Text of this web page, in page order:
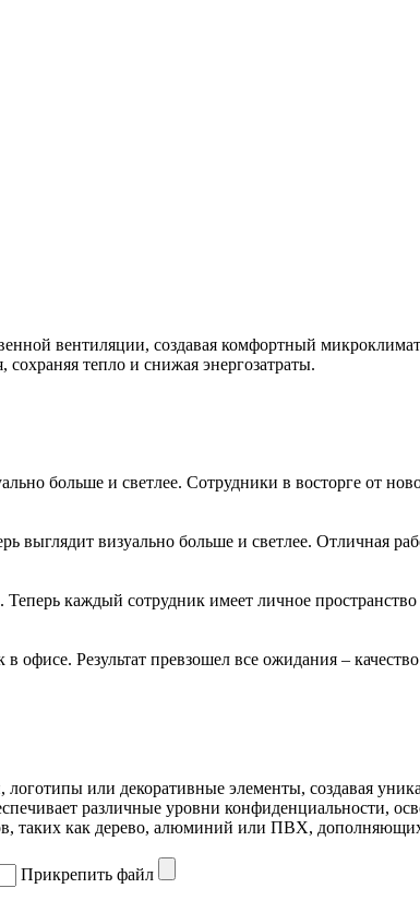
вентиляции, создавая комфортный
тепло и снижая энергозатраты.
больше и светлее. Сотрудники в восторге от
выглядит визуально больше и светлее. Отличная
каждый сотрудник имеет личное
офисе. Результат превзошел все ожидания –
или декоративные элементы, создавая
различные уровни конфиденциальности,
таких как дерево, алюминий или ПВХ,
Прикрепить файл